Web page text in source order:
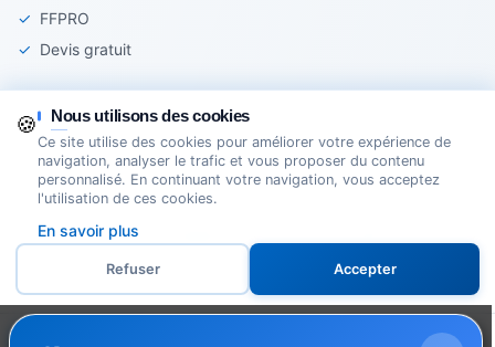
✓ FFPRO
✓ Devis gratuit
© 2025 Agir-Serrurerie - Tous droits réservés
Mentions légalesCookiesCréation Site Internet Domoveillance
Service 24h/24
🍪 Nous utilisons des cookies
Ce site utilise des cookies pour améliorer votre expérience de
navigation, analyser le trafic et vous proposer du contenu
personnalisé. En continuant votre navigation, vous acceptez
l'utilisation de ces cookies.
En savoir plus
Refuser Accepter